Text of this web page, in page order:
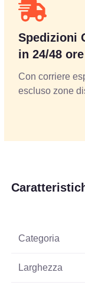
Spedizioni
in 24/48 ore
Con corriere
escluso zone
Categoria
Larghezza